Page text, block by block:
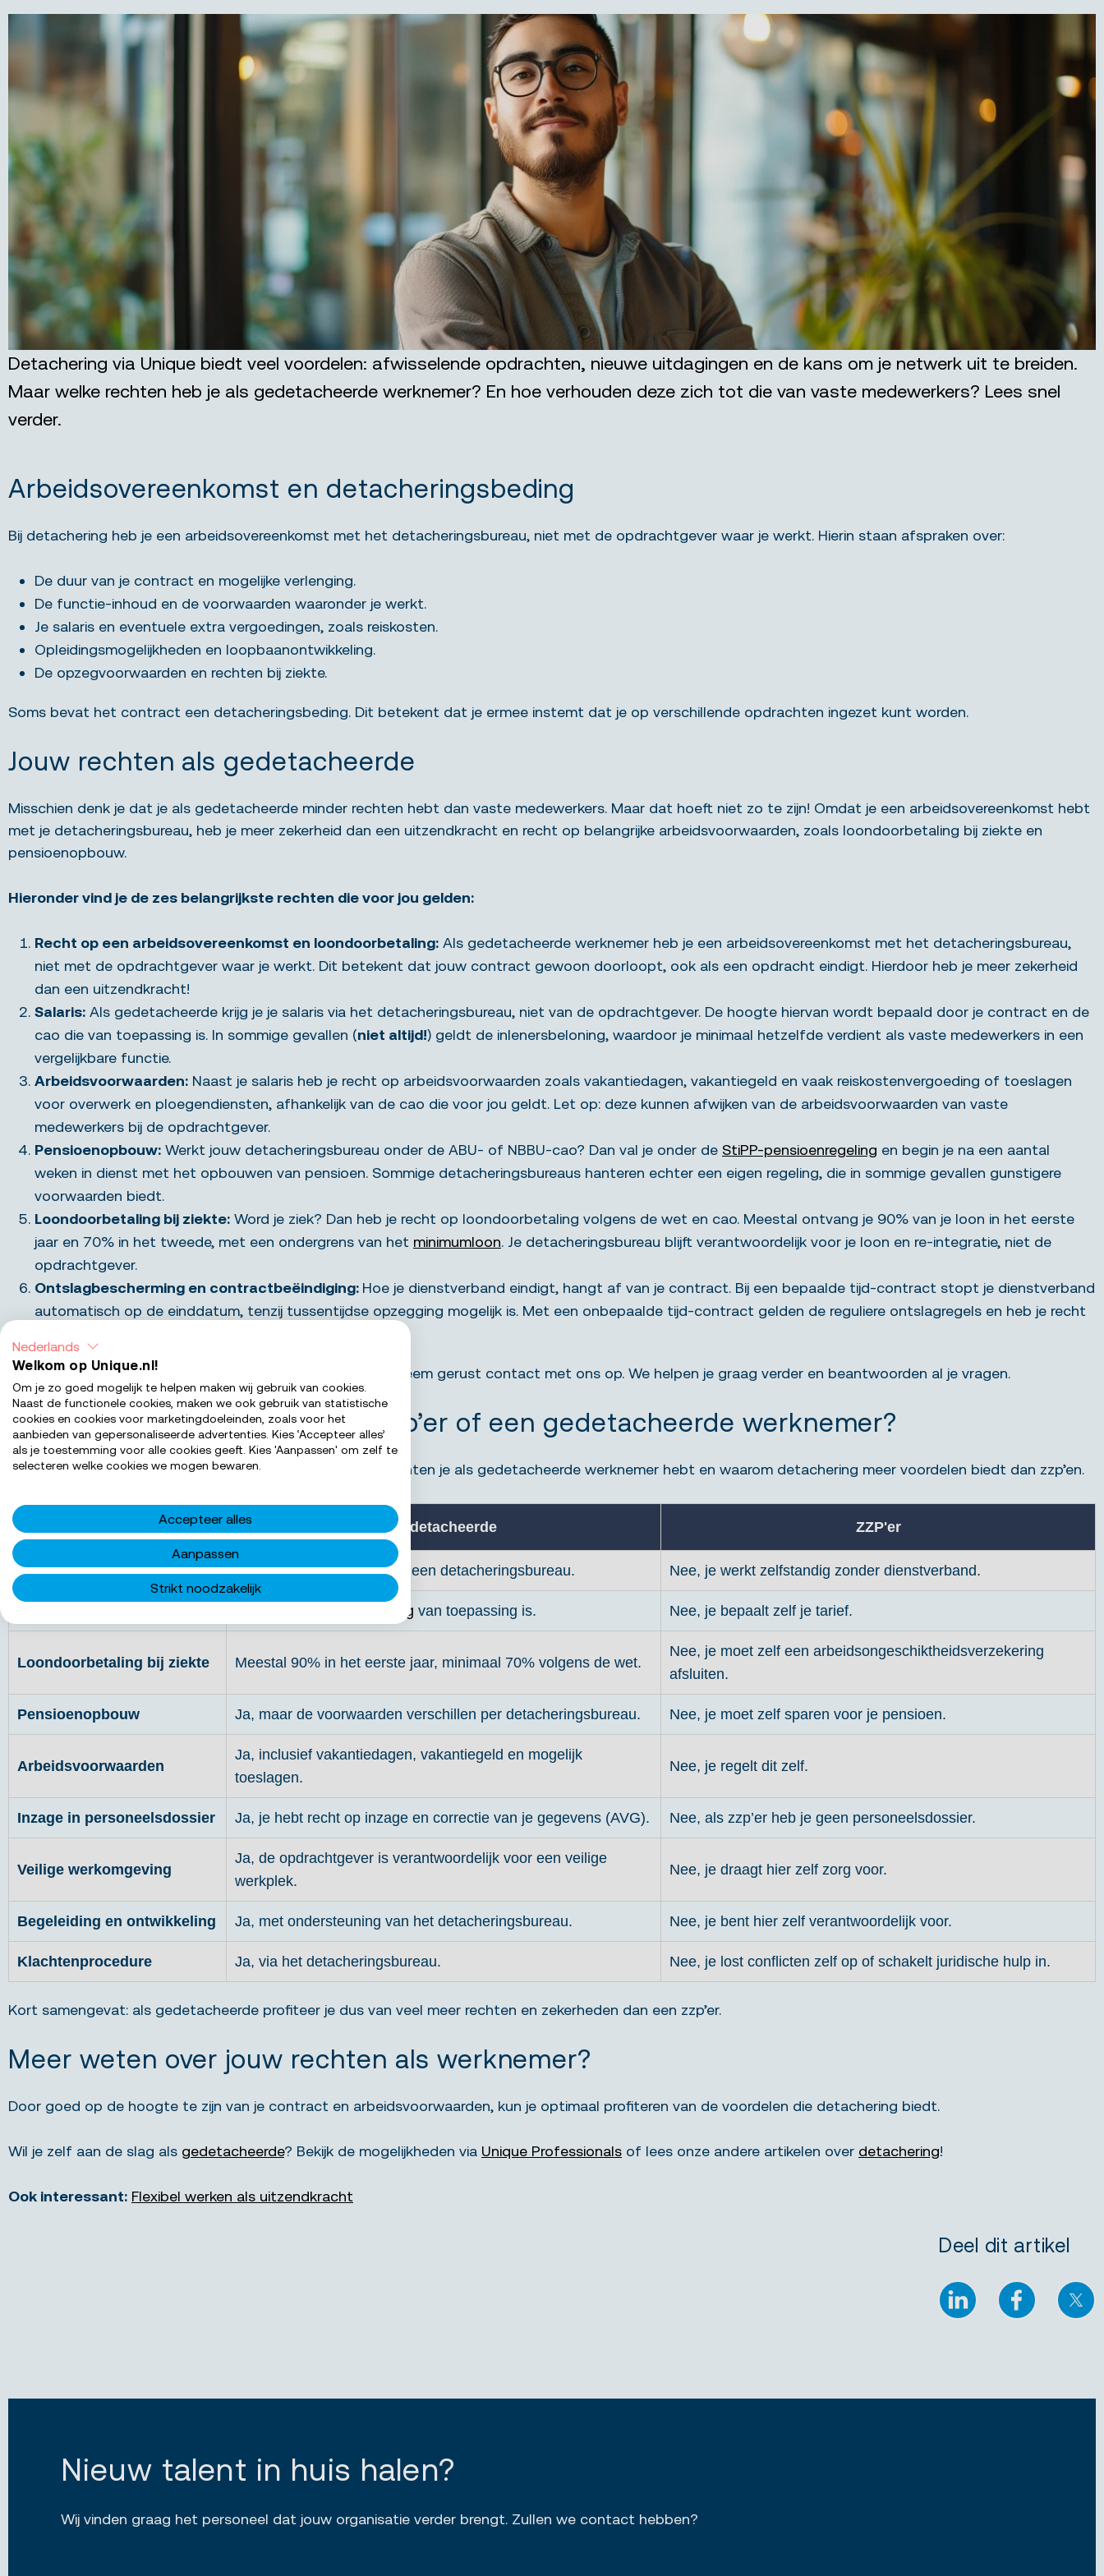
Detachering via Unique biedt veel voordelen: afwisselende opdrachten, nieuwe uitdagingen en de kans om je netwerk uit te breiden.
Maar welke rechten heb je als gedetacheerde werknemer? En hoe verhouden deze zich tot die van vaste medewerkers? Lees snel
verder.
Arbeidsovereenkomst en detacheringsbeding
Bij detachering heb je een arbeidsovereenkomst met het detacheringsbureau, niet met de opdrachtgever waar je werkt. Hierin staan afspraken over:
De duur van je contract en mogelijke verlenging.
De functie-inhoud en de voorwaarden waaronder je werkt.
Je salaris en eventuele extra vergoedingen, zoals reiskosten.
Opleidingsmogelijkheden en loopbaanontwikkeling.
De opzegvoorwaarden en rechten bij ziekte.
Soms bevat het contract een detacheringsbeding. Dit betekent dat je ermee instemt dat je op verschillende opdrachten ingezet kunt worden.
Jouw rechten als gedetacheerde
Misschien denk je dat je als gedetacheerde minder rechten hebt dan vaste medewerkers. Maar dat hoeft niet zo te zijn! Omdat je een arbeidsovereenkomst hebt
met je detacheringsbureau, heb je meer zekerheid dan een uitzendkracht en recht op belangrijke arbeidsvoorwaarden, zoals loondoorbetaling bij ziekte en
pensioenopbouw.
Hieronder vind je de zes belangrijkste rechten die voor jou gelden:
Recht op een arbeidsovereenkomst en loondoorbetaling: Als gedetacheerde werknemer heb je een arbeidsovereenkomst met het detacheringsbureau,
niet met de opdrachtgever waar je werkt. Dit betekent dat jouw contract gewoon doorloopt, ook als een opdracht eindigt. Hierdoor heb je meer zekerheid
dan een uitzendkracht!
Salaris: Als gedetacheerde krijg je je salaris via het detacheringsbureau, niet van de opdrachtgever. De hoogte hiervan wordt bepaald door je contract en de
cao die van toepassing is. In sommige gevallen (niet altijd!) geldt de inlenersbeloning, waardoor je minimaal hetzelfde verdient als vaste medewerkers in een
vergelijkbare functie.
Arbeidsvoorwaarden: Naast je salaris heb je recht op arbeidsvoorwaarden zoals vakantiedagen, vakantiegeld en vaak reiskostenvergoeding of toeslagen
voor overwerk en ploegendiensten, afhankelijk van de cao die voor jou geldt. Let op: deze kunnen afwijken van de arbeidsvoorwaarden van vaste
medewerkers bij de opdrachtgever.
Pensioenopbouw: Werkt jouw detacheringsbureau onder de ABU- of NBBU-cao? Dan val je onder de StiPP-pensioenregeling en begin je na een aantal
weken in dienst met het opbouwen van pensioen. Sommige detacheringsbureaus hanteren echter een eigen regeling, die in sommige gevallen gunstigere
voorwaarden biedt.
Loondoorbetaling bij ziekte: Word je ziek? Dan heb je recht op loondoorbetaling volgens de wet en cao. Meestal ontvang je 90% van je loon in het eerste
jaar en 70% in het tweede, met een ondergrens van het minimumloon. Je detacheringsbureau blijft verantwoordelijk voor je loon en re-integratie, niet de
opdrachtgever.
Ontslagbescherming en contractbeëindiging: Hoe je dienstverband eindigt, hangt af van je contract. Bij een bepaalde tijd-contract stopt je dienstverband
automatisch op de einddatum, tenzij tussentijdse opzegging mogelijk is. Met een onbepaalde tijd-contract gelden de reguliere ontslagregels en heb je recht
Wil je meer weten over jouw rechten als gedetacheerde? Neem gerust contact met ons op. We helpen je graag verder en beantwoorden al je vragen.
Wie heeft meer rechten: een zzp’er of een gedetacheerde werknemer?
In de onderstaande tabel zie je in één oogopslag welke rechten je als gedetacheerde werknemer hebt en waarom detachering meer voordelen biedt dan zzp’en.
Gedetacheerde ZZP'er
Arbeidsovereenkomst Ja, je hebt een contract bij een detacheringsbureau. Nee, je werkt zelfstandig zonder dienstverband.
inlenersbeloning van toepassing is. Nee, je bepaalt zelf je tarief.
Loondoorbetaling bij ziekte Meestal 90% in het eerste jaar, minimaal 70% volgens de wet.
Nee, je moet zelf een arbeidsongeschiktheidsverzekering
afsluiten.
Pensioenopbouw Ja, maar de voorwaarden verschillen per detacheringsbureau. Nee, je moet zelf sparen voor je pensioen.
Arbeidsvoorwaarden
Ja, inclusief vakantiedagen, vakantiegeld en mogelijk
toeslagen.
Nee, je regelt dit zelf.
Inzage in personeelsdossier Ja, je hebt recht op inzage en correctie van je gegevens (AVG). Nee, als zzp’er heb je geen personeelsdossier.
Veilige werkomgeving
Ja, de opdrachtgever is verantwoordelijk voor een veilige
werkplek.
Nee, je draagt hier zelf zorg voor.
Begeleiding en ontwikkeling Ja, met ondersteuning van het detacheringsbureau. Nee, je bent hier zelf verantwoordelijk voor.
Klachtenprocedure Ja, via het detacheringsbureau. Nee, je lost conflicten zelf op of schakelt juridische hulp in.
Kort samengevat: als gedetacheerde profiteer je dus van veel meer rechten en zekerheden dan een zzp’er.
Meer weten over jouw rechten als werknemer?
Door goed op de hoogte te zijn van je contract en arbeidsvoorwaarden, kun je optimaal profiteren van de voordelen die detachering biedt.
Wil je zelf aan de slag als gedetacheerde? Bekijk de mogelijkheden via Unique Professionals of lees onze andere artikelen over detachering!
Ook interessant: Flexibel werken als uitzendkracht
Deel dit artikel
LinkedIn Facebook
X
Nieuw talent in huis halen?
Wij vinden graag het personeel dat jouw organisatie verder brengt. Zullen we contact hebben?
Nederlands
Welkom op Unique.nl!
Om je zo goed mogelijk te helpen maken wij gebruik van cookies.
Naast de functionele cookies, maken we ook gebruik van statistische
cookies en cookies voor marketingdoeleinden, zoals voor het
aanbieden van gepersonaliseerde advertenties. Kies ‘Accepteer alles’
als je toestemming voor alle cookies geeft. Kies 'Aanpassen' om zelf te
selecteren welke cookies we mogen bewaren.
Accepteer alles
Aanpassen
Strikt noodzakelijk